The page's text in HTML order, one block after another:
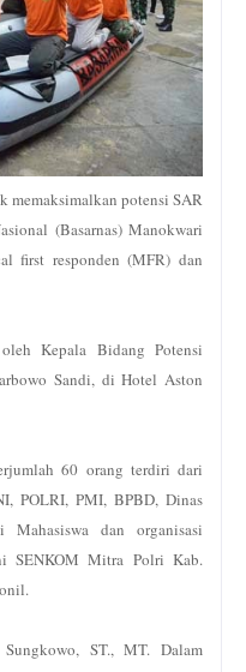
memaksimalkan potensi SAR
(Basarnas) Manokwari
first responden (MFR) dan
Kepala Bidang Potensi
Sandi, di Hotel Aston
60 orang terdiri dari
POLRI, PMI, BPBD, Dinas
Mahasiswa dan organisasi
SENKOM Mitra Polri Kab.
ST., MT. Dalam